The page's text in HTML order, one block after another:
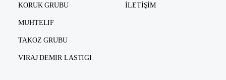
KORUK GRUBU
MUHTELIF
TAKOZ GRUBU
VIRAJ DEMIR LASTIGI
İLETIŞIM